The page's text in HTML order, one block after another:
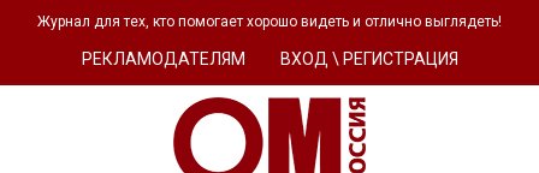
Журнал для тех, кто помогает хорошо видеть и отлично выглядеть!
РЕКЛАМОДАТЕЛЯМ ВХОД \ РЕГИСТРАЦИЯ